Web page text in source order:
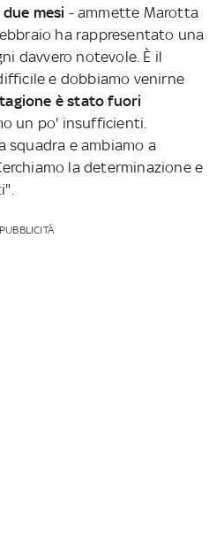
mesi - ammette Marotta
ha rappresentato una
davvero notevole. È il
e dobbiamo venirne
è stato fuori
un po' insufficienti.
squadra e ambiamo a
la determinazione e
PUBBLICITÀ